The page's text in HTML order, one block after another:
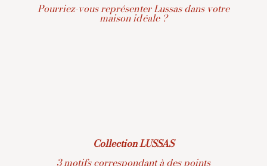
Pourriez-vous représenter Lussas dans votre
maison idéale ?
Collection LUSSAS
3 motifs correspondant à des points